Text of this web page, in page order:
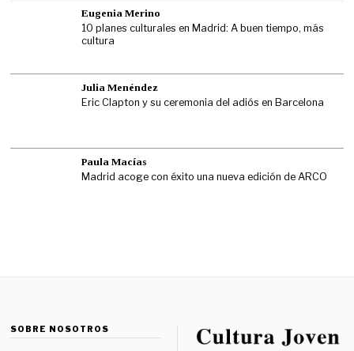
Eugenia Merino
10 planes culturales en Madrid: A buen tiempo, más
cultura
Julia Menéndez
Eric Clapton y su ceremonia del adiós en Barcelona
Paula Macías
Madrid acoge con éxito una nueva edición de ARCO
SOBRE NOSOTROS